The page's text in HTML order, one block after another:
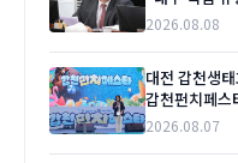
2026.08.08
대전 갑천생
갑천펀치페스
2026.08.07